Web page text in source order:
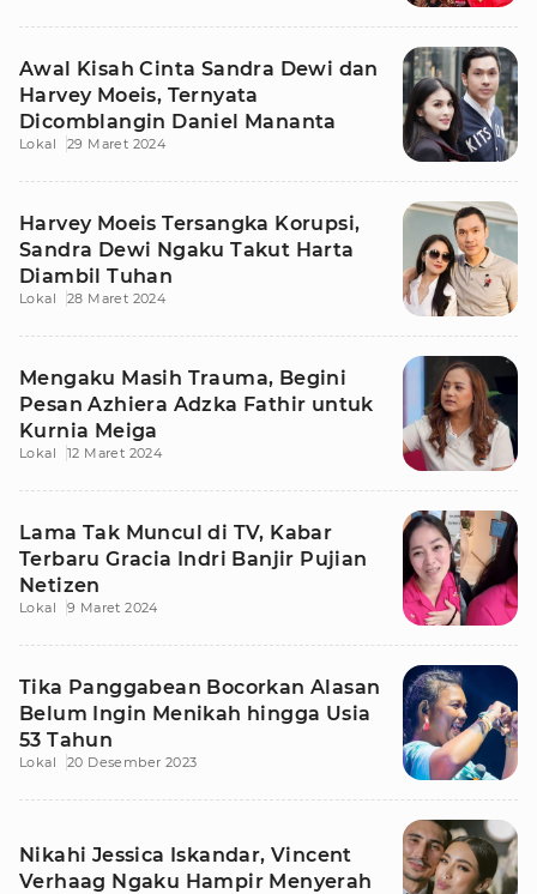
Awal Kisah Cinta Sandra Dewi dan
Harvey Moeis, Ternyata
Dicomblangin Daniel Mananta
Lokal 29 Maret 2024
Harvey Moeis Tersangka Korupsi,
Sandra Dewi Ngaku Takut Harta
Diambil Tuhan
Lokal 28 Maret 2024
Mengaku Masih Trauma, Begini
Pesan Azhiera Adzka Fathir untuk
Kurnia Meiga
Lokal 12 Maret 2024
Lama Tak Muncul di TV, Kabar
Terbaru Gracia Indri Banjir Pujian
Netizen
Lokal 9 Maret 2024
Tika Panggabean Bocorkan Alasan
Belum Ingin Menikah hingga Usia
53 Tahun
Lokal 20 Desember 2023
Nikahi Jessica Iskandar, Vincent
Verhaag Ngaku Hampir Menyerah